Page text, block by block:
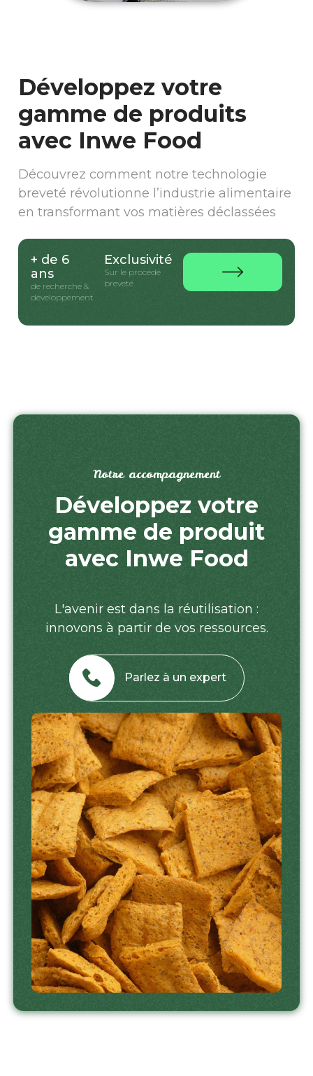
Développez votre
gamme de produits
avec Inwe Food
Découvrez comment notre technologie
breveté révolutionne l’industrie alimentaire
en transformant vos matières déclassées
+ de 6
ans
de recherche &
développement
Exclusivité
Sur le procédé
breveté
Notre accompagnement
Développez votre
gamme de produit
avec Inwe Food
L'avenir est dans la réutilisation :
innovons à partir de vos ressources.
Parlez à un expert